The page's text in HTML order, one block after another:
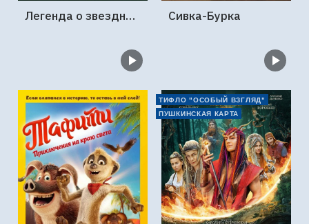
Легенда о звездной принцессе Сивка-Бурка
ТИФЛО "ОСОБЫЙ ВЗГЛЯД"
ПУШКИНСКАЯ КАРТА